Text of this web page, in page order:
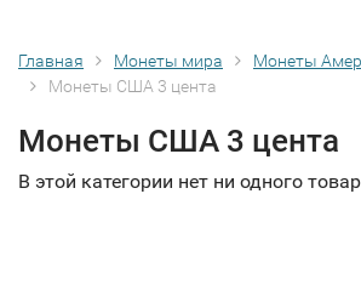
Главная Монеты мира Монеты
Монеты США 3 цента
Монеты США 3 цента
В этой категории нет ни одного